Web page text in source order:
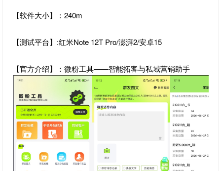
【软件大小】：240m
【测试平台】:红米Note 12T Pro/澎湃2/安卓15
【官方介绍】：微粉工具——智能拓客与私域营销助手